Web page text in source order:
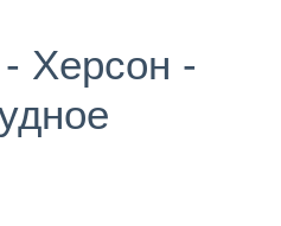
Херсон -